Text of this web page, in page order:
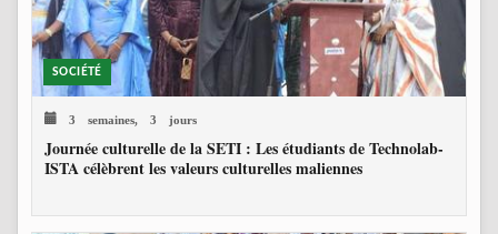
SOCIÉTÉ
3 semaines, 3 jours
Journée culturelle de la SETI : Les étudiants de Technolab-
ISTA célèbrent les valeurs culturelles maliennes